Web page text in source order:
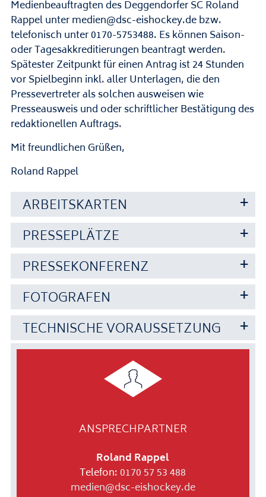
Medienbeauftragten des Deggendorfer SC Roland
Rappel untermedien@dsc-eishockey.debzw.
telefonisch unter 0170-5753488. Es können Saison-
oder Tagesakkreditierungen beantragt werden.
Spätester Zeitpunkt für einen Antrag ist 24 Stunden
vor Spielbeginn inkl. aller Unterlagen, die den
Pressevertreter als solchen ausweisen wie
Presseausweis und oder schriftlicher Bestätigung des
redaktionellen Auftrags.
Mit freundlichen Grüßen,
Roland Rappel
ARBEITSKARTEN
PRESSEPLÄTZE
PRESSEKONFERENZ
FOTOGRAFEN
TECHNISCHE VORAUSSETZUNG
ANSPRECHPARTNER
Roland Rappel
Telefon:0170 57 53 488
medien@dsc-eishockey.de